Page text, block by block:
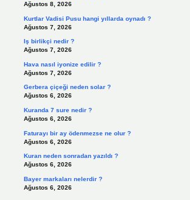
Ağustos 8, 2026
Kurtlar Vadisi Pusu hangi yıllarda oynadı ?
Ağustos 7, 2026
Iş birlikçi nedir ?
Ağustos 7, 2026
Hava nasıl iyonize edilir ?
Ağustos 7, 2026
Gerbera çiçeği neden solar ?
Ağustos 6, 2026
Kuranda 7 sure nedir ?
Ağustos 6, 2026
Faturayı bir ay ödenmezse ne olur ?
Ağustos 6, 2026
Kuran neden sonradan yazıldı ?
Ağustos 6, 2026
Bayer markaları nelerdir ?
Ağustos 6, 2026